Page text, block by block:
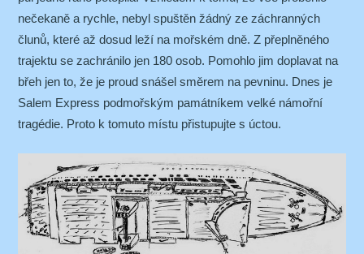
nečekaně a rychle, nebyl spuštěn žádný ze záchranných
člunů, které až dosud leží na mořském dně. Z přeplněného
trajektu se zachránilo jen 180 osob. Pomohlo jim doplavat na
břeh jen to, že je proud snášel směrem na pevninu. Dnes je
Salem Express podmořským památníkem velké námořní
tragédie. Proto k tomuto místu přistupujte s úctou.